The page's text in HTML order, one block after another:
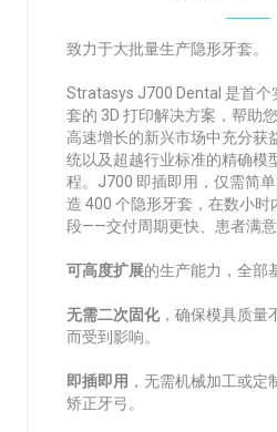
致力于大批量生产隐形牙套。
Stratasys J700 Dental 是首个
套的 3D 打印解决方案，帮助
高速增长的新兴市场中充分获
统以及超越行业标准的精确模
程。J700 即插即用，仅需简
造 400 个隐形牙套，在数小时
段——交付周期更快、患者满意
可高度扩展的生产能力，全部
无需二次固化，确保模具质量
而受到影响。
即插即用 ，无需机械加工或定
矫正牙弓。